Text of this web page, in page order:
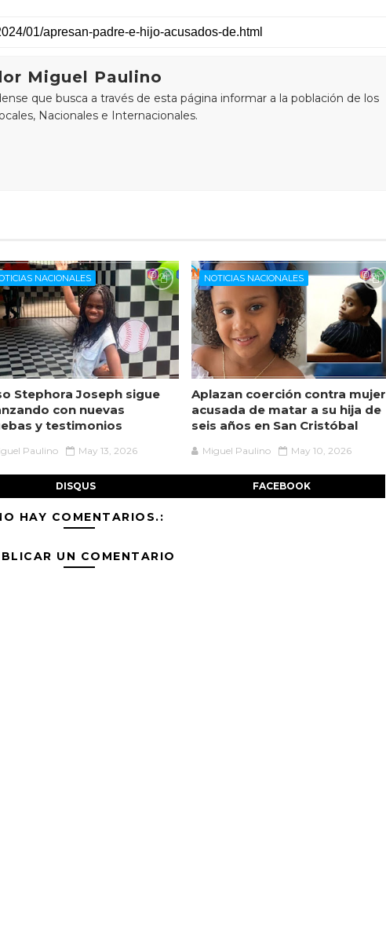
Miguel Paulino
que busca a través de esta página informar a la población de los
Nacionales e Internacionales.
NACIONALES
Stephora Joseph sigue
con nuevas
y testimonios
Paulino May 13, 2026
NOTICIAS NACIONALES
Aplazan coerción contra mujer
acusada de matar a su hija de
seis años en San Cristóbal
Miguel Paulino May 10, 2026
DISQUS FACEBOOK
HAY COMENTARIOS.:
UN COMENTARIO